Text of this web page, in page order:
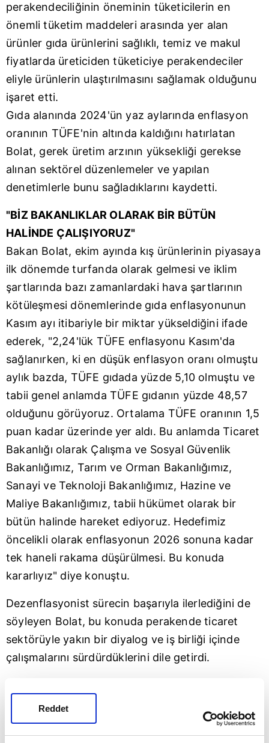
Reddet
perakendeciliğinin öneminin tüketicilerin en
önemli tüketim maddeleri arasında yer alan
ürünler gıda ürünlerini sağlıklı, temiz ve makul
fiyatlarda üreticiden tüketiciye perakendeciler
eliyle ürünlerin ulaştırılmasını sağlamak olduğunu
işaret etti.
Gıda alanında 2024'ün yaz aylarında enflasyon
oranının TÜFE'nin altında kaldığını hatırlatan
Bolat, gerek üretim arzının yüksekliği gerekse
alınan sektörel düzenlemeler ve yapılan
denetimlerle bunu sağladıklarını kaydetti.
"BİZ BAKANLIKLAR OLARAK BİR BÜTÜN
HALİNDE ÇALIŞIYORUZ"
Bakan Bolat, ekim ayında kış ürünlerinin piyasaya
ilk dönemde turfanda olarak gelmesi ve iklim
şartlarında bazı zamanlardaki hava şartlarının
kötüleşmesi dönemlerinde gıda enflasyonunun
Kasım ayı itibariyle bir miktar yükseldiğini ifade
ederek, "2,24'lük TÜFE enflasyonu Kasım'da
sağlanırken, ki en düşük enflasyon oranı olmuştu
aylık bazda, TÜFE gıdada yüzde 5,10 olmuştu ve
tabii genel anlamda TÜFE gıdanın yüzde 48,57
olduğunu görüyoruz. Ortalama TÜFE oranının 1,5
puan kadar üzerinde yer aldı. Bu anlamda Ticaret
Bakanlığı olarak Çalışma ve Sosyal Güvenlik
Bakanlığımız, Tarım ve Orman Bakanlığımız,
Sanayi ve Teknoloji Bakanlığımız, Hazine ve
Maliye Bakanlığımız, tabii hükümet olarak bir
bütün halinde hareket ediyoruz. Hedefimiz
öncelikli olarak enflasyonun 2026 sonuna kadar
tek haneli rakama düşürülmesi. Bu konuda
kararlıyız" diye konuştu.
Dezenflasyonist sürecin başarıyla ilerlediğini de
söyleyen Bolat, bu konuda perakende ticaret
sektörüyle yakın bir diyalog ve iş birliği içinde
çalışmalarını sürdürdüklerini dile getirdi.
UYGULAMALARI ENGELLEMEK İÇİN VARLIĞIMIZI
GÖSTERİYORUZ"
Bolat, fahiş fiyat ve stokçulukla mücadelede